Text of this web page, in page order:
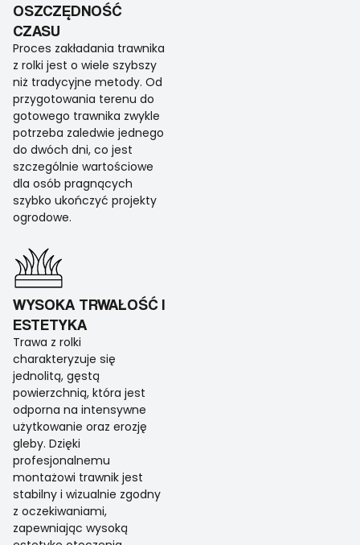
OSZCZĘDNOŚĆ
CZASU
Proces zakładania trawnika
z rolki jest o wiele szybszy
niż tradycyjne metody. Od
przygotowania terenu do
gotowego trawnika zwykle
potrzeba zaledwie jednego
do dwóch dni, co jest
szczególnie wartościowe
dla osób pragnących
szybko ukończyć projekty
ogrodowe.
WYSOKA TRWAŁOŚĆ I
ESTETYKA
Trawa z rolki
charakteryzuje się
jednolitą, gęstą
powierzchnią, która jest
odporna na intensywne
użytkowanie oraz erozję
gleby. Dzięki
profesjonalnemu
montażowi trawnik jest
stabilny i wizualnie zgodny
z oczekiwaniami,
zapewniając wysoką